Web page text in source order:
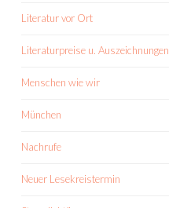
Literatur vor Ort
Literaturpreise u. Auszeichnungen
Menschen wie wir
München
Nachrufe
Neuer Lesekreistermin